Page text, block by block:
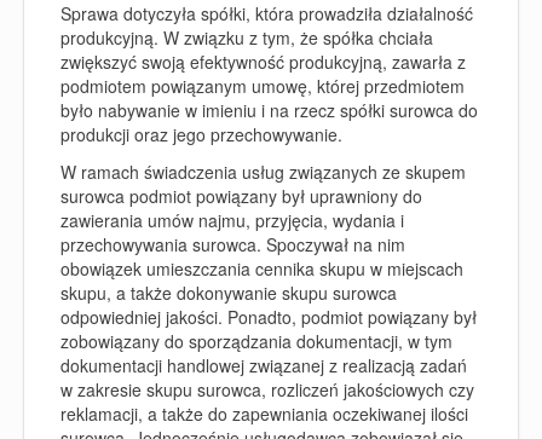
Sprawa dotyczyła spółki, która prowadziła działalność
produkcyjną. W związku z tym, że spółka chciała
zwiększyć swoją efektywność produkcyjną, zawarła z
podmiotem powiązanym umowę, której przedmiotem
było nabywanie w imieniu i na rzecz spółki surowca do
produkcji oraz jego przechowywanie.
W ramach świadczenia usług związanych ze skupem
surowca podmiot powiązany był uprawniony do
zawierania umów najmu, przyjęcia, wydania i
przechowywania surowca. Spoczywał na nim
obowiązek umieszczania cennika skupu w miejscach
skupu, a także dokonywanie skupu surowca
odpowiedniej jakości. Ponadto, podmiot powiązany był
zobowiązany do sporządzania dokumentacji, w tym
dokumentacji handlowej związanej z realizacją zadań
w zakresie skupu surowca, rozliczeń jakościowych czy
reklamacji, a także do zapewniania oczekiwanej ilości